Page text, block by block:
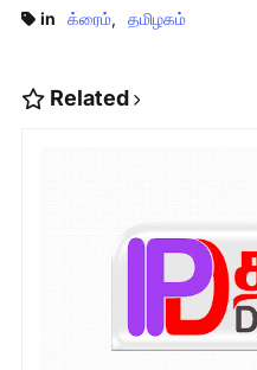
in க்ரைம் தமிழகம்
Related